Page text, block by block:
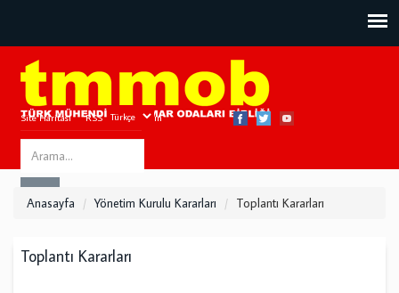
Site Haritası RSS Bize Ulaşın
Search
this
Anasayfa Yönetim Kurulu Kararları Toplantı Kararları
Toplantı Kararları